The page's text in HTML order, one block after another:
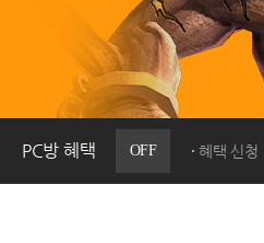
PC방 혜택 OFF 혜택 신청
PC방으로간다